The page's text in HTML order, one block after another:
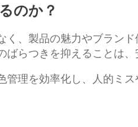
のか？
、製品の魅力やブラン
らつきを抑えることは
理を効率化し、人的ミ